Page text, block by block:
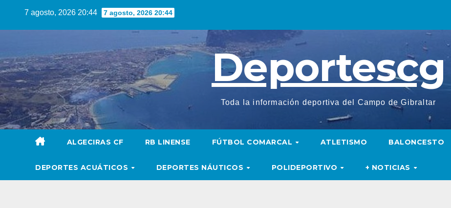
7 agosto, 2026 20:44 7 agosto, 2026 20:44
Deportescg
Toda la información deportiva del Campo de Gibraltar
ALGECIRAS CF RB LINENSE FÚTBOL COMARCAL ATLETISMO BALONCESTO
DEPORTES ACUÁTICOS DEPORTES NÁUTICOS POLIDEPORTIVO + NOTICIAS